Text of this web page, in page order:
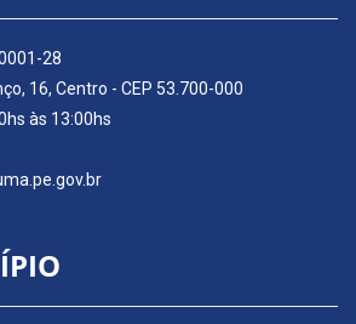
28
16, Centro - CEP 53.700-000
às 13:00hs